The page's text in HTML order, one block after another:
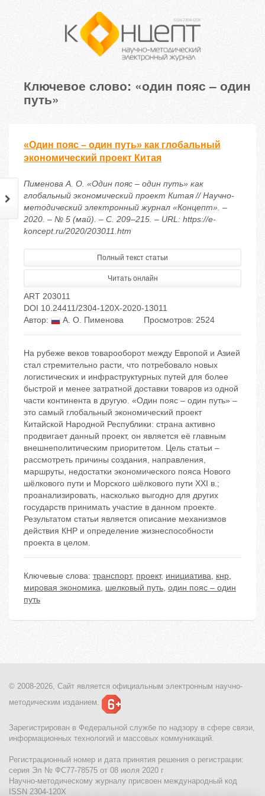
Ключевое слово: «один пояс – один
путь»
«Один пояс – один путь» как глобальный
экономический проект Китая
Пименова А. О. «Один пояс – один путь» как
глобальный экономический проект Китая // Научно-
методический электронный журнал «Концепт». –
2020. – № 5 (май). – С. 209–215. – URL: https://e-
koncept.ru/2020/203011.htm
Полный текст статьи
Читать онлайн
ART 203011
DOI 10.24411/2304-120X-2020-13011
Автор:
А. О. Пименова Просмотров: 2524
На рубеже веков товарооборот между Европой и Азией
стал стремительно расти, что потребовало новых
логистических и инфраструктурных путей для более
быстрой и менее затратной доставки товаров из одной
части континента в другую. «Один пояс – один путь» –
это самый глобальный экономический проект
Китайской Народной Республики: страна активно
продвигает данный проект, он является её главным
внешнеполитическим приоритетом. Цель статьи –
рассмотреть причины создания, направления,
маршруты, недостатки экономического пояса Нового
шёлкового пути и Морского шёлкового пути XXI в.;
проанализировать, насколько выгодно для других
государств принимать участие в данном проекте.
Результатом статьи является описание механизмов
действия КНР и определение жизнеспособности
проекта в целом.
Ключевые слова: транспорт, проект, инициатива, кнр,
мировая экономика, шелковый путь, один пояс – один
путь
© 2008-2026, Сайт является официальным электронным научно-
методическим изданием.
Зарегистрирован в Федеральной службе по надзору в сфере связи,
информационных технологий и массовых коммуникаций.
Регистрационный номер и дата принятия решения о регистрации:
серия Эл № ФС77-78575 от 08 июля 2020 г
Научно-методическому журналу присвоен международный код
ISSN 2304-120X